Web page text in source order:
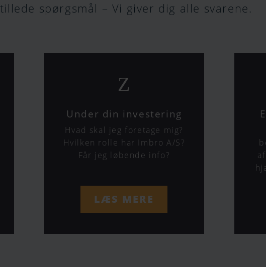
spørgsmål – Vi giver dig alle svarene.
Z
Under din investering
Hvad skal jeg foretage mig?
Hvilken rolle har Imbro A/S?
Får jeg løbende info?
LÆS MERE